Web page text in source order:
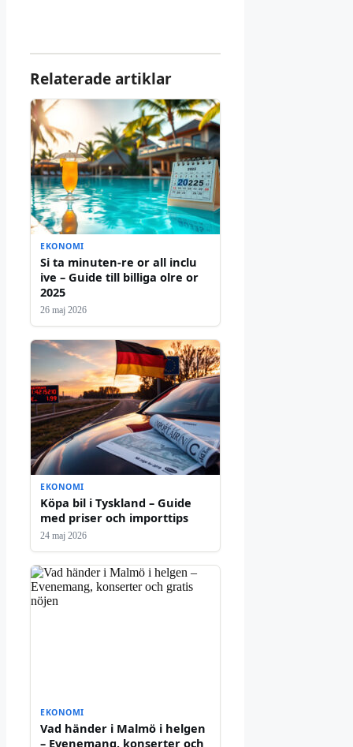
Relaterade artiklar
EKONOMI
Si ta minuten-re or all inclu
ive – Guide till billiga olre or
2025
26 maj 2026
EKONOMI
Köpa bil i Tyskland – Guide
med priser och importtips
24 maj 2026
EKONOMI
Vad händer i Malmö i helgen
– Evenemang, konserter och